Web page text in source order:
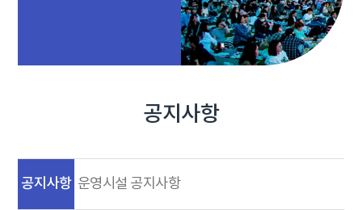
공지사항
공지사항 운영시설 공지사항